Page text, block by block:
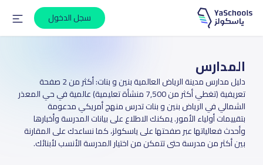
سجل الدخول
المدارس
دليل مدارس مدينة الرياض العالمية بنين و بنات: أكثر من 2 صفحة
تعريفية (تغطي أكثر من 7,500 منشأة تعليمية) عالمية في حي المعذر
الشمالي في الرياض بنين و بنات تدرس منهج أمريكي مدعومة
بتقييمات أولياء الأمور. يمكنك الاطلاع على بيانات المدرسة وأخبارها
وأحدث فعالياتها عبر صفحتها على ياسكولز، كما نساعدك على المقارنة
بين أكثر من مدرسة حتى تتمكن من اختيار المدرسة الأنسب لأبنائك.